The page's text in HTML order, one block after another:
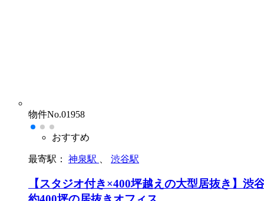
物件No.01958
おすすめ
最寄駅： 神泉駅 渋谷駅
【スタジオ付き×400坪越えの大型居抜き】渋